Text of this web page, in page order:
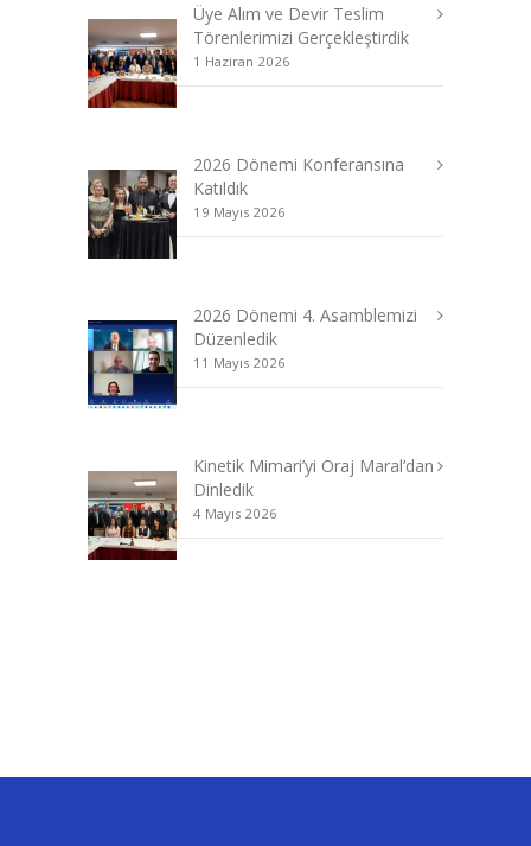
Üye Alım ve Devir Teslim
Törenlerimizi Gerçekleştirdik
1 Haziran 2026
2026 Dönemi Konferansına
Katıldık
19 Mayıs 2026
2026 Dönemi 4. Asamblemizi
Düzenledik
11 Mayıs 2026
Kinetik Mimari’yi Oraj Maral’dan
Dinledik
4 Mayıs 2026